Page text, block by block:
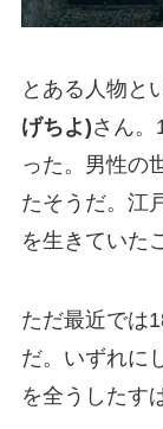
とある人物と
げちよ)さん
った。男性の
たそうだ。江
を生きていた
ただ最近では
だ。いずれに
を全うしたす